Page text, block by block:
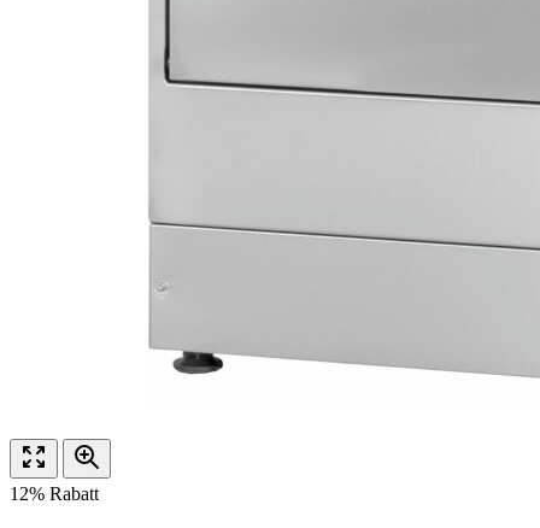
12% Rabatt